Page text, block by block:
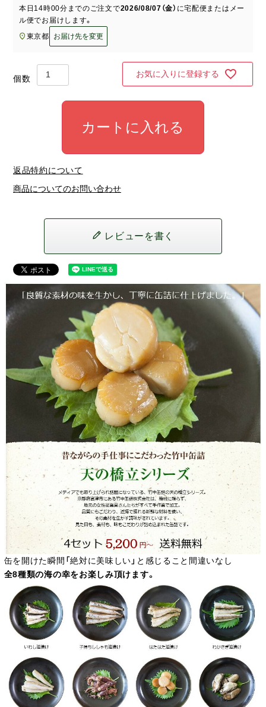
)
本日 14時00分 までのご注文で2026/08/07（金） に宅配便またはメー
ル便でお届けします。
東京都
お届け先を変更
お気に入りに登録する
カートに入れる
返品特約について
商品についてのお問い合わせ
レビューを書く
缶を開けた瞬間「絶対に美味しい」と感じること間違いなし
全8種類の海の幸をお楽しみ頂けます。